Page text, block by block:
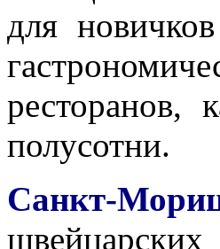
для
ресторанов,
полусотни.
Санкт-